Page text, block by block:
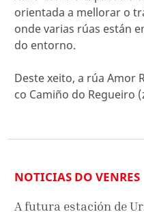
orientada a mellorar o
onde varias rúas están
do entorno.
Deste xeito, a rúa Amor
co Camiño do Regueiro
NOTICIAS DO VENRES
A futura estación de